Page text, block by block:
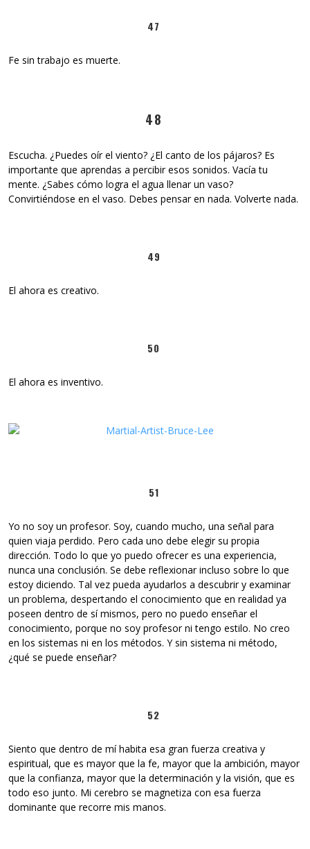
47
Fe sin trabajo es muerte.
48
Escucha. ¿Puedes oír el viento? ¿El canto de los pájaros? Es
importante que aprendas a percibir esos sonidos. Vacía tu
mente. ¿Sabes cómo logra el agua llenar un vaso?
Convirtiéndose en el vaso. Debes pensar en nada. Volverte nada.
49
El ahora es creativo.
50
El ahora es inventivo.
51
Yo no soy un profesor. Soy, cuando mucho, una señal para
quien viaja perdido. Pero cada uno debe elegir su propia
dirección. Todo lo que yo puedo ofrecer es una experiencia,
nunca una conclusión. Se debe reflexionar incluso sobre lo que
estoy diciendo. Tal vez pueda ayudarlos a descubrir y examinar
un problema, despertando el conocimiento que en realidad ya
poseen dentro de sí mismos, pero no puedo enseñar el
conocimiento, porque no soy profesor ni tengo estilo. No creo
en los sistemas ni en los métodos. Y sin sistema ni método,
¿qué se puede enseñar?
52
Siento que dentro de mí habita esa gran fuerza creativa y
espiritual, que es mayor que la fe, mayor que la ambición, mayor
que la confianza, mayor que la determinación y la visión, que es
todo eso junto. Mi cerebro se magnetiza con esa fuerza
dominante que recorre mis manos.